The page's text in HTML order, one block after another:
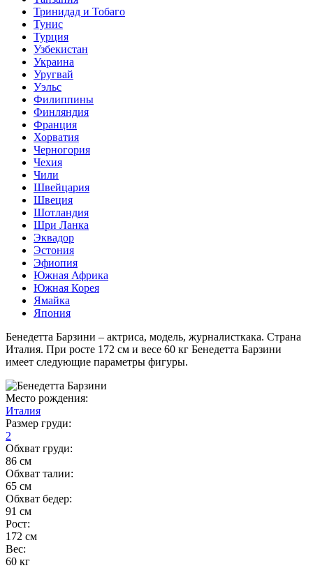
Тринидад и Тобаго
Тунис
Турция
Узбекистан
Украина
Уругвай
Уэльс
Филиппины
Финляндия
Франция
Хорватия
Черногория
Чехия
Чили
Швейцария
Швеция
Шотландия
Шри Ланка
Эквадор
Эстония
Эфиопия
Южная Африка
Южная Корея
Ямайка
Япония
Бенедетта Барзини – актриса, модель, журналисткака. Страна
Италия. При росте 172 см и весе 60 кг Бенедетта Барзини
имеет следующие параметры фигуры.
Место рождения:
Италия
Размер груди:
2
Обхват груди:
86 см
Обхват талии:
65 см
Обхват бедер:
91 см
Рост:
172 см
Вес:
60 кг